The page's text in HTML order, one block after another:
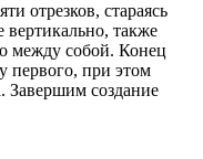
отрезков, стараясь
вертикально, также
между собой. Конец
первого, при этом
Завершим создание